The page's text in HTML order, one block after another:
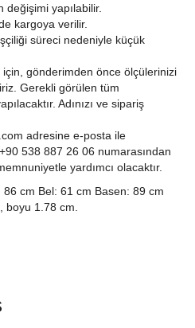
yapılabilir.
kargoya verilir.
süreci nedeniyle küçük
gönderimden önce ölçülerinizi
Gerekli görülen tüm
Adınızı ve sipariş
adresine e-posta ile
538 887 26 06 numarasından
yardımcı olacaktır.
cm Bel: 61 cm Basen: 89 cm
boyu 1.78 cm.